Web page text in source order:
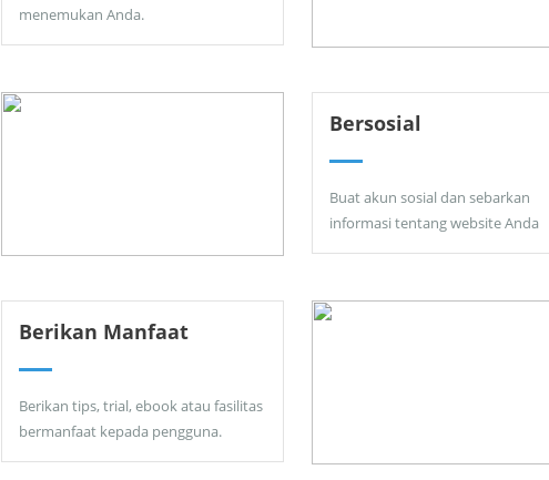
menemukan Anda.
Bersosial
Buat akun sosial dan sebarkan
informasi tentang website Anda
Berikan Manfaat
Berikan tips, trial, ebook atau fasilitas
bermanfaat kepada pengguna.